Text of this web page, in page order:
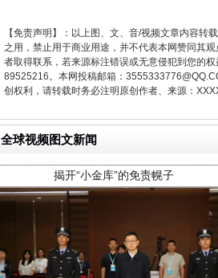
【免责声明】：以上图、文、音/视频文章内容
之用，禁止用于商业用途，并不代表本网赞同其
者取得联系，若来源标注错误或无意侵犯到您的
89525216。本网投稿邮箱：
创权利，请转载时务必注明原创作者、来源：
全球视频图文新闻
揭开“小金库”的免责幌子